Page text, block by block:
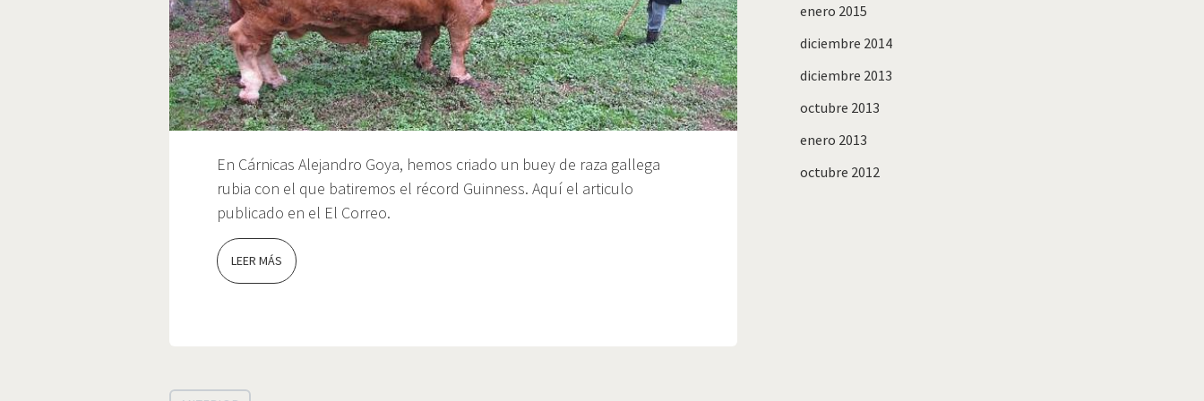
En Cárnicas Alejandro Goya, hemos criado un buey de raza gallega
rubia con el que batiremos el récord Guinness. Aquí el articulo
publicado en el El Correo.
LEER MÁS
enero 2015
diciembre 2014
diciembre 2013
octubre 2013
enero 2013
octubre 2012